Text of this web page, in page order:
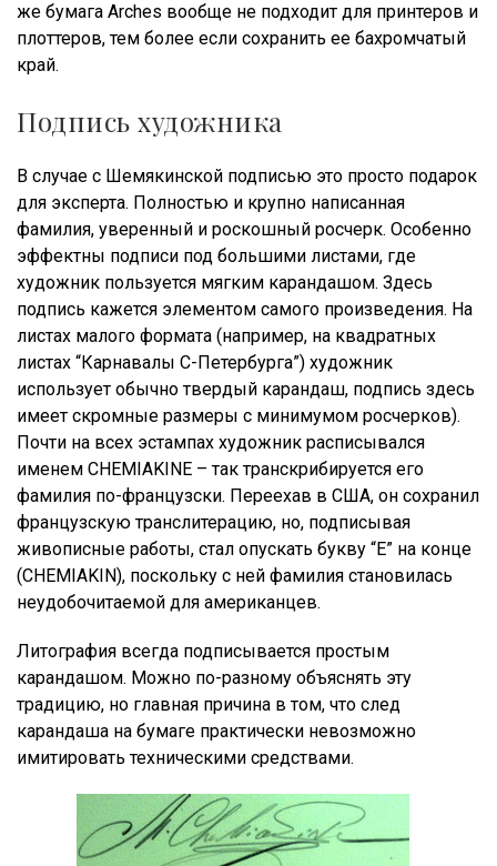
же бумага Arches вообще не подходит для принтеров и
плоттеров, тем более если сохранить ее бахромчатый
край.
Подпись художника
В случае с Шемякинской подписью это просто подарок
для эксперта. Полностью и крупно написанная
фамилия, уверенный и роскошный росчерк. Особенно
эффектны подписи под большими листами, где
художник пользуется мягким карандашом. Здесь
подпись кажется элементом самого произведения. На
листах малого формата (например, на квадратных
листах “Карнавалы С-Петербурга”) художник
использует обычно твердый карандаш, подпись здесь
имеет скромные размеры с минимумом росчерков).
Почти на всех эстампах художник расписывался
именем CHЕMIАKINE – так транскрибируется его
фамилия по-французски. Переехав в США, он сохранил
французскую транслитерацию, но, подписывая
живописные работы, стал опускать букву “Е” на конце
(CHЕMIАKIN), поскольку с ней фамилия становилась
неудобочитаемой для американцев.
Литография всегда подписывается простым
карандашом. Можно по-разному объяснять эту
традицию, но главная причина в том, что след
карандаша на бумаге практически невозможно
имитировать техническими средствами.